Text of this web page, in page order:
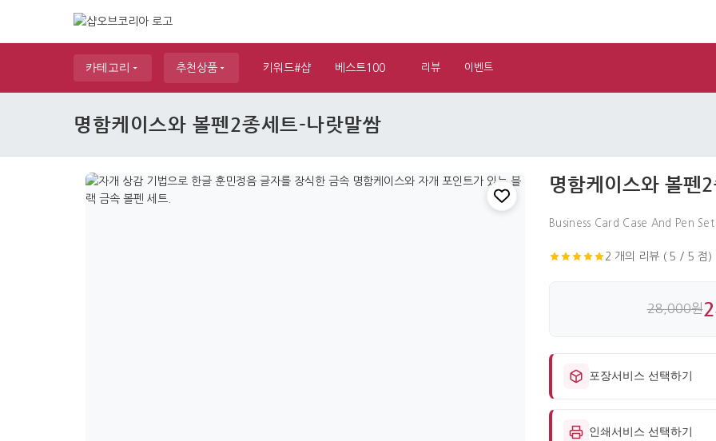
카테고리 추천상품 키워드#샵 베스트100 리뷰 이벤트
명함케이스와 볼펜2종세트-나랏말쌈
명함케이스와 볼펜
Business Card Case And Pen
2 개의 리뷰 ( 5 / 5 점)
28,000원
포장서비스 선택하기
인쇄서비스 선택하기